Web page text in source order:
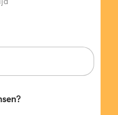
0
8
9
1
6
9